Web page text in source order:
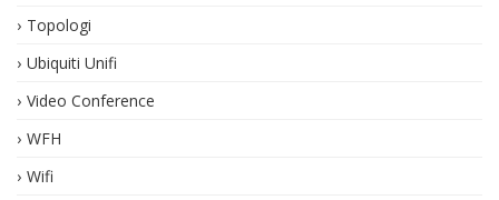
Topologi
Ubiquiti Unifi
Video Conference
WFH
Wifi